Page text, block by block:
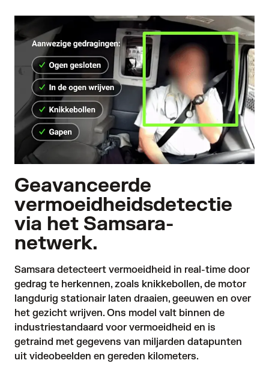
Geavanceerde
vermoeidheidsdetectie
via het Samsara-
netwerk.
Samsara detecteert vermoeidheid in real-time door
gedrag te herkennen, zoals knikkebollen, de motor
langdurig stationair laten draaien, geeuwen en over
het gezicht wrijven. Ons model valt binnen de
industriestandaard voor vermoeidheid en is
getraind met gegevens van miljarden datapunten
uit videobeelden en gereden kilometers.